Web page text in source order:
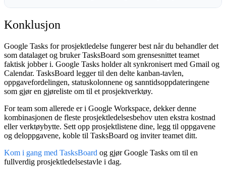
Konklusjon
Google Tasks for prosjektledelse fungerer best når du behandler det
som datalaget og bruker TasksBoard som grensesnittet teamet
faktisk jobber i. Google Tasks holder alt synkronisert med Gmail og
Calendar. TasksBoard legger til den delte kanban-tavlen,
oppgavefordelingen, statuskolonnene og sanntidsoppdateringene
som gjør en gjøreliste om til et prosjektverktøy.
For team som allerede er i Google Workspace, dekker denne
kombinasjonen de fleste prosjektledelsesbehov uten ekstra kostnad
eller verktøybytte. Sett opp prosjektlistene dine, legg til oppgavene
og deloppgavene, koble til TasksBoard og inviter teamet ditt.
Kom i gang med TasksBoard og gjør Google Tasks om til en
fullverdig prosjektledelsestavle i dag.